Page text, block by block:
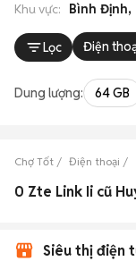
Khu vực: Bình Định,
Lọc Điện
Dung lượng: 64 GB
Chợ Tốt Điện thoại
0 Zte Link Ii cũ
Siêu thị điện